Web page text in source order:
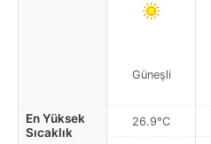
En Yüksek
Sıcaklık
Güneşli
26.9°C